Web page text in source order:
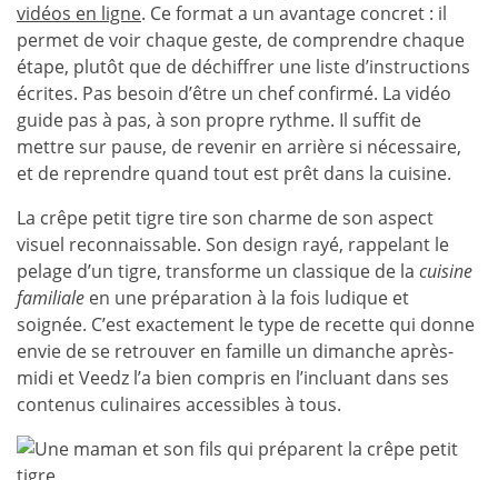
vidéos en ligne. Ce format a un avantage concret : il
permet de voir chaque geste, de comprendre chaque
étape, plutôt que de déchiffrer une liste d’instructions
écrites. Pas besoin d’être un chef confirmé. La vidéo
guide pas à pas, à son propre rythme. Il suffit de
mettre sur pause, de revenir en arrière si nécessaire,
et de reprendre quand tout est prêt dans la cuisine.
La crêpe petit tigre tire son charme de son aspect
visuel reconnaissable. Son design rayé, rappelant le
pelage d’un tigre, transforme un classique de la cuisine
familiale en une préparation à la fois ludique et
soignée. C’est exactement le type de recette qui donne
envie de se retrouver en famille un dimanche après-
midi et Veedz l’a bien compris en l’incluant dans ses
contenus culinaires accessibles à tous.